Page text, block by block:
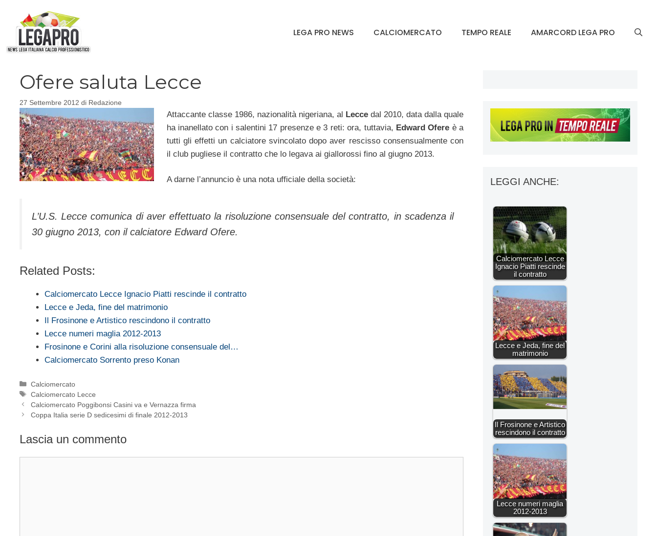
contenuto
LEGA PRO NEWS CALCIOMERCATO TEMPO REALE AMARCORD LEGA PRO
Ofere saluta Lecce
27 Settembre 2012 di Redazione
Attaccante classe 1986, nazionalità nigeriana, al Leccedal 2010, data dalla quale
ha inanellato con i salentini 17 presenze e 3 reti: ora, tuttavia, Edward Ofere è a
tutti gli effetti un calciatore svincolato dopo aver rescisso consensualmente con
il club pugliese il contratto che lo legava ai giallorossi fino al giugno 2013.
A darne l’annuncio è una nota ufficiale della società:
L’U.S. Lecce comunica di aver effettuato la risoluzione consensuale del contratto, in scadenza il
30 giugno 2013, con il calciatore Edward Ofere.
Related Posts:
Calciomercato Lecce Ignacio Piatti rescinde il contratto
Lecce e Jeda, fine del matrimonio
Il Frosinone e Artistico rescindono il contratto
Lecce numeri maglia 2012-2013
Frosinone e Corini alla risoluzione consensuale del…
Calciomercato Sorrento preso Konan
Categorie
Calciomercato
Tag
Calciomercato Lecce
Calciomercato Poggibonsi Casini va e Vernazza firma
Coppa Italia serie D sedicesimi di finale 2012-2013
Lascia un commento
LEGGI ANCHE:
Calciomercato Lecce
Ignacio Piatti rescinde
il contratto
Lecce e Jeda, fine del
matrimonio
Il Frosinone e Artistico
rescindono il contratto
Lecce numeri maglia
2012-2013